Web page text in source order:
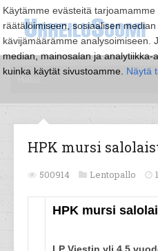
Käytämme evästeitä
räätälöimiseen, sosiaalisen
kävijämäärämme analysoimiseen.
median, mainosalan ja analytiikka-
kuinka käytät sivustoamme. Näytä
HPK mursi
500914 Lentopallo
HPK mursi